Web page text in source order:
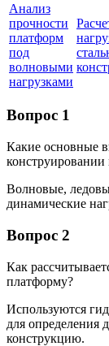
Анализ
прочности
платформ
под
волновыми
нагрузками
Вопрос 1
Какие основные
Волновые,
динамические
Вопрос 2
Как
платформу?
Используются
для определения
конструкцию.